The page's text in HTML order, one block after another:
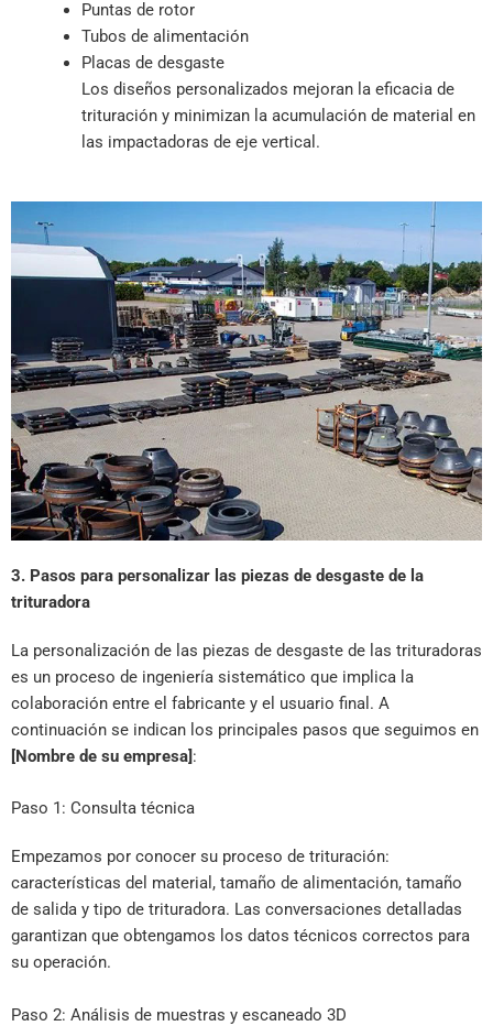
Puntas de rotor
Tubos de alimentación
Placas de desgaste
Los diseños personalizados mejoran la eficacia de
trituración y minimizan la acumulación de material en
las impactadoras de eje vertical.
3. Pasos para personalizar las piezas de desgaste de la
trituradora
La personalización de las piezas de desgaste de las trituradoras
es un proceso de ingeniería sistemático que implica la
colaboración entre el fabricante y el usuario final. A
continuación se indican los principales pasos que seguimos en
[Nombre de su empresa]:
Paso 1: Consulta técnica
Empezamos por conocer su proceso de trituración:
características del material, tamaño de alimentación, tamaño
de salida y tipo de trituradora. Las conversaciones detalladas
garantizan que obtengamos los datos técnicos correctos para
su operación.
Paso 2: Análisis de muestras y escaneado 3D